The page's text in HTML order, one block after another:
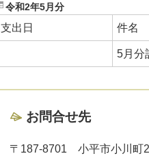
令和2年5月分
支出日 件名
5月分
お問合せ先
〒187-8701 小平市小川